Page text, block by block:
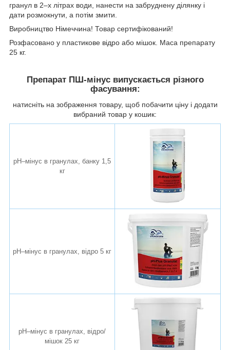
гранул в 2–х літрах води, нанести на забруднену ділянку і
дати розмокнути, а потім змити.
Виробництво Німеччина! Товар сертифікований!
Розфасовано у пластикове відро або мішок. Маса препарату
25 кг.
Препарат ПШ-мінус випускається різного
фасування:
натисніть на зображення товару, щоб побачити ціну і додати
вибраний товар у кошик:
pH–мінус в гранулах, банку 1,5
кг
pH–мінус в гранулах, відро 5 кг
pH–мінус в гранулах, відро/
мішок 25 кг